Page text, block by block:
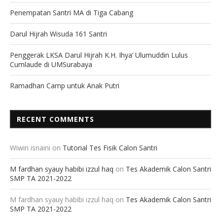
Penempatan Santri MA di Tiga Cabang
Darul Hijrah Wisuda 161 Santri
Penggerak LKSA Darul Hijrah K.H. Ihya’ Ulumuddin Lulus
Cumlaude di UMSurabaya
Ramadhan Camp untuk Anak Putri
RECENT COMMENTS
Wiwin isnaini on Tutorial Tes Fisik Calon Santri
M fardhan syauy habibi izzul haq on Tes Akademik Calon Santri
SMP TA 2021-2022
M fardhan syauy habibi izzul haq on Tes Akademik Calon Santri
SMP TA 2021-2022